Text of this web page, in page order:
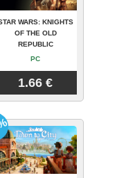
WARS: KNIGHTS
OF THE OLD
REPUBLIC
PC
1.66 €